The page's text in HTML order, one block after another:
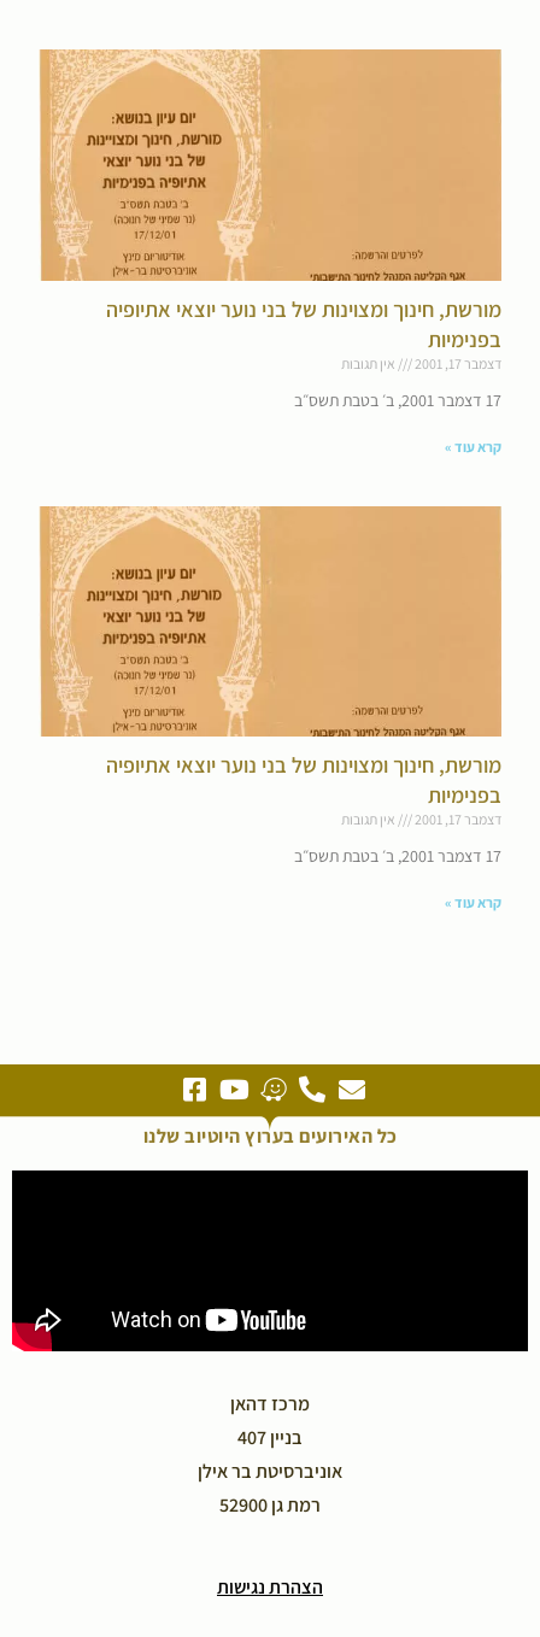
מורשת, חינוך ומצוינות של בני נוער יוצאי אתיופיה
בפנימיות
דצמבר 17, 2001 אין תגובות
17 דצמבר 2001, ב׳ בטבת תשס״ב
קרא עוד »
מורשת, חינוך ומצוינות של בני נוער יוצאי אתיופיה
בפנימיות
דצמבר 17, 2001 אין תגובות
17 דצמבר 2001, ב׳ בטבת תשס״ב
קרא עוד »
כל האירועים בערוץ היוטיוב שלנו
מרכז דהאן
בניין 407
אוניברסיטת בר אילן
רמת גן 52900
הצהרת נגישות